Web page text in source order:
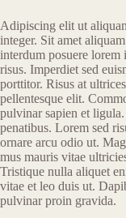
Adipiscing elit ut
integer. Sit amet
interdum posuere
risus. Imperdiet sed
porttitor. Risus at
pellentesque elit.
pulvinar sapien et
penatibus. Lorem sed
ornare arcu odio ut.
mus mauris vitae
Tristique nulla aliquet
vitae et leo duis ut.
pulvinar proin gravida.